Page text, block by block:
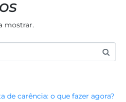
mostrar.
de carência: o que fazer agora?